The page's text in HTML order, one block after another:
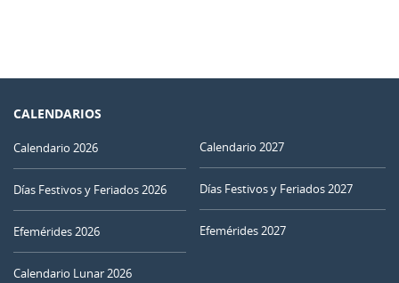
CALENDARIOS
Calendario 2026
Días Festivos y Feriados 2026
Efemérides 2026
Calendario Lunar 2026
Calendario 2027
Días Festivos y Feriados 2027
Efemérides 2027